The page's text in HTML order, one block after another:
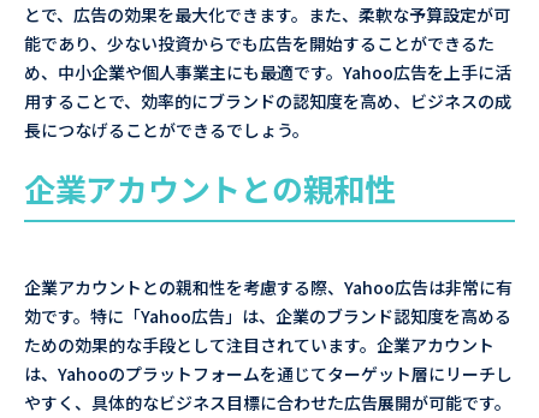
とで、広告の効果を最大化できます。また、柔軟な予算設定が可
能であり、少ない投資からでも広告を開始することができるた
め、中小企業や個人事業主にも最適です。Yahoo広告を上手に活
用することで、効率的にブランドの認知度を高め、ビジネスの成
長につなげることができるでしょう。
企業アカウントとの親和性
企業アカウントとの親和性を考慮する際、Yahoo広告は非常に有
効です。特に「Yahoo広告」は、企業のブランド認知度を高める
ための効果的な手段として注目されています。企業アカウント
は、Yahooのプラットフォームを通じてターゲット層にリーチし
やすく、具体的なビジネス目標に合わせた広告展開が可能です。